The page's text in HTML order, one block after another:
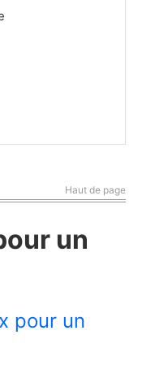
Haut de page
un
pour un